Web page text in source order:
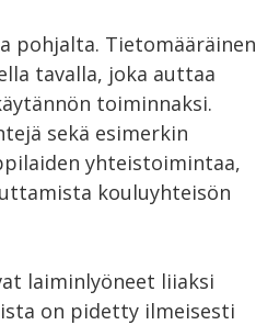
pohjalta. Tietomääräinen
tavalla, joka auttaa
toiminnaksi.
sekä esimerkin
yhteistoimintaa,
kouluyhteisön
laiminlyöneet liiaksi
on pidetty ilmeisesti